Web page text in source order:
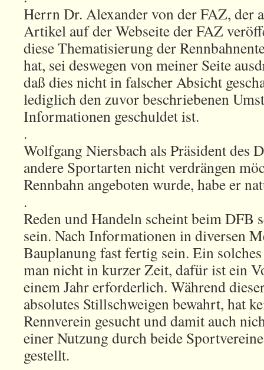
Herrn Dr. Alexander von der FAZ, der
Artikel auf der Webseite der FAZ
diese Thematisierung der
hat, sei deswegen von meiner Seite
daß dies nicht in falscher Absicht
lediglich den zuvor beschriebenen
Informationen geschuldet ist.
.
Wolfgang Niersbach als Präsident des
andere Sportarten nicht verdrängen
Rennbahn angeboten wurde, habe er
.
Reden und Handeln scheint beim DFB
sein. Nach Informationen in diversen
Bauplanung fast fertig sein. Ein
man nicht in kurzer Zeit, dafür ist ein
einem Jahr erforderlich. Während
absolutes Stillschweigen bewahrt, hat
Rennverein gesucht und damit auch
einer Nutzung durch beide
gestellt.